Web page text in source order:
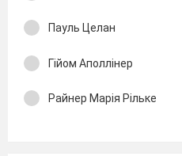
Пауль Целан
Гійом Аполлінер
Райнер Марія Рільке